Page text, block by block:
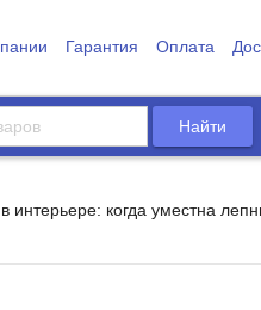
Гарантия Оплата
интерьере: когда уместна